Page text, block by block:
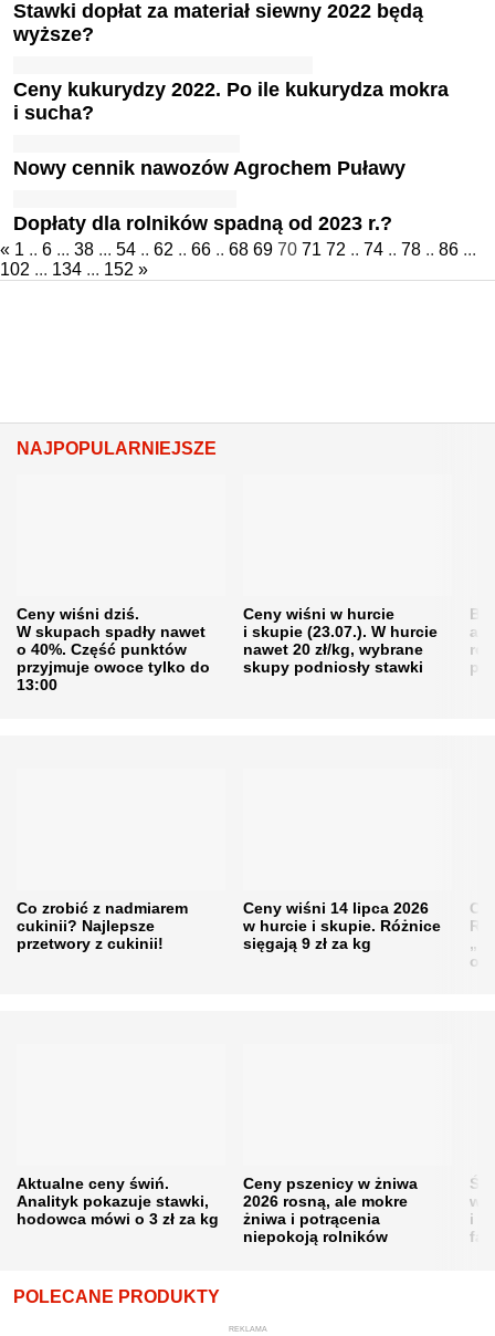
Stawki dopłat za materiał siewny 2022 będą
wyższe?
Ceny kukurydzy 2022. Po ile kukurydza mokra
i sucha?
Nowy cennik nawozów Agrochem Puławy
Dopłaty dla rolników spadną od 2023 r.?
« 1 .. 6 ... 38 ... 54 .. 62 .. 66 .. 68 69 70 71 72 .. 74 .. 78 .. 86 ...
102 ... 134 ... 152 »
NAJPOPULARNIEJSZE
Ceny wiśni dziś.
W skupach spadły nawet
o 40%. Część punktów
przyjmuje owoce tylko do
13:00
Ceny wiśni w hurcie
i skupie (23.07.). W hurcie
nawet 20 zł/kg, wybrane
skupy podniosły stawki
Co zrobić z nadmiarem
cukinii? Najlepsze
przetwory z cukinii!
Ceny wiśni 14 lipca 2026
w hurcie i skupie. Różnice
sięgają 9 zł za kg
Aktualne ceny świń.
Analityk pokazuje stawki,
hodowca mówi o 3 zł za kg
Ceny pszenicy w żniwa
2026 rosną, ale mokre
żniwa i potrącenia
niepokoją rolników
i
POLECANE PRODUKTY
REKLAMA